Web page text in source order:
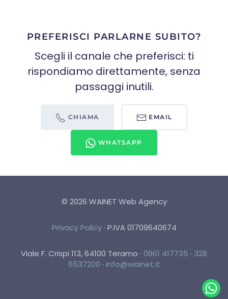
PREFERISCI PARLARNE SUBITO?
Scegli il canale che preferisci: ti
rispondiamo direttamente, senza
passaggi inutili.
CHIAMA EMAIL
WHATSAPP
© 2026 WAINET Web Agency
Privacy Policy · P.IVA 01709640674
Viale F. Crispi 113, 64100 Teramo · 0861 417735 · 328
6537200 · info@wainet.it